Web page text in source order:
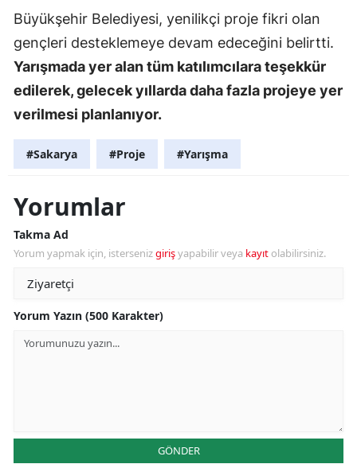
Büyükşehir Belediyesi, yenilikçi proje fikri olan
gençleri desteklemeye devam edeceğini belirtti.
Yarışmada yer alan tüm katılımcılara teşekkür
edilerek, gelecek yıllarda daha fazla projeye yer
verilmesi planlanıyor.
#Sakarya #Proje #Yarışma
Yorumlar
Takma Ad
Yorum yapmak için, istersenizgirişyapabilir veya kayıt olabilirsiniz.
Yorum Yazın (500 Karakter)
GÖNDER